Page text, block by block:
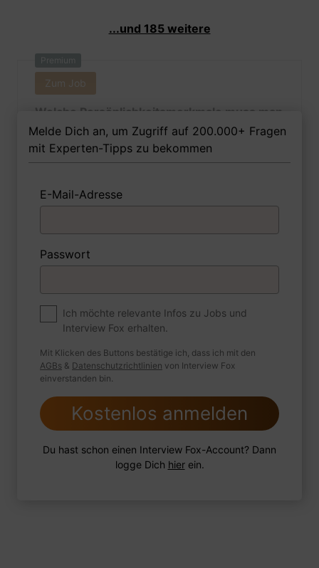
...und 185 weitere
Premium
Zum Job
Welche Persönlichkeitsmerkmale muss man
als Meisterin - Rohr-, Kanal- und
Industrieservice Ihrer Meinung nach
besitzen, um in dem Job erfolgreich zu
1 FoxTipp
Premium
Zum Job
Wie sind Sie mit einer Situation
umgegangen, in der Sie einen
leistungsschwachen Mitarbeiter hatten?
1 FoxTipp Antwort schreiben Audio aufnehmen
Melde Dich an, um Zugriff auf 200.000+ Fragen
mit Experten-Tipps zu bekommen
E-Mail-Adresse
Passwort
Ich möchte relevante Infos zu Jobs und
Interview Fox erhalten.
Mit Klicken des Buttons bestätige ich, dass ich mit den
AGBs & Datenschutzrichtlinien von Interview Fox
einverstanden bin.
Kostenlos anmelden
Du hast schon einen Interview Fox-Account? Dann
logge Dich hierein.